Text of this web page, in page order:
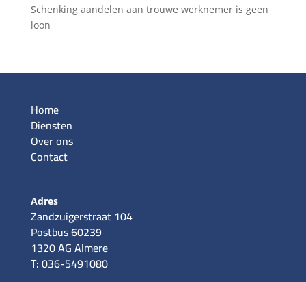
Schenking aandelen aan trouwe werknemer is geen
loon
Home
Diensten
Over ons
Contact
Adres
Zandzuigerstraat 104
Postbus 60239
1320 AG Almere
T: 036-5491080